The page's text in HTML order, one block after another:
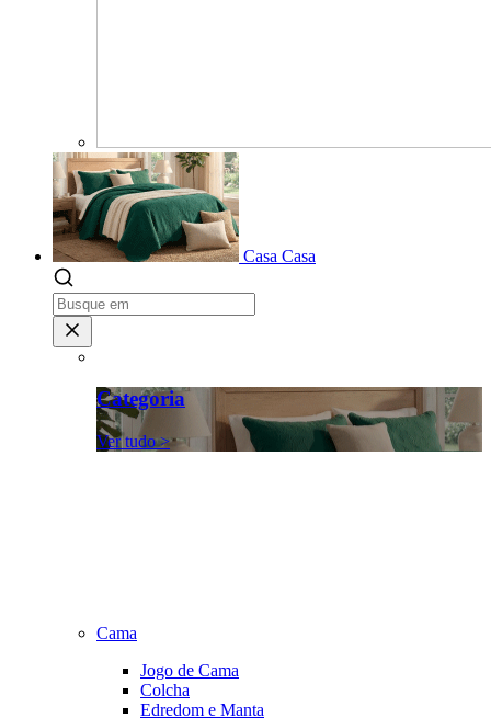
Casa Casa
Categoria
Ver tudo >
Cama
Jogo de Cama
Colcha
Edredom e Manta